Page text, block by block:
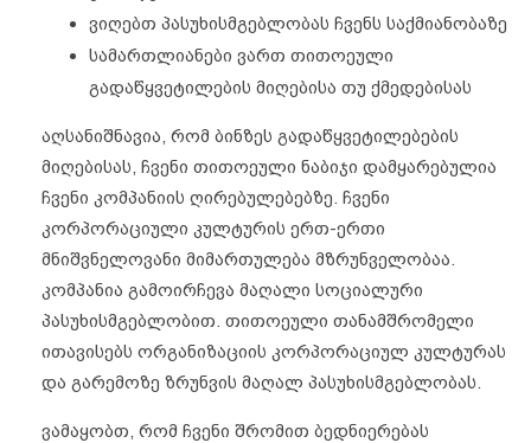
ვიღებთ პასუხისმგებლობას ჩვენს საქმიანობაზე
სამართლიანები ვართ თითოეული
გადაწყვეტილების მიღებისა თუ ქმედებისას
აღსანიშნავია, რომ ბინზეს გადაწყვეტილებების
მიღებისას, ჩვენი თითოეული ნაბიჯი დამყარებულია
ჩვენი კომპანიის ღირებულებებზე. ჩვენი
კორპორაციული კულტურის ერთ-ერთი
მნიშვნელოვანი მიმართულება მზრუნველობაა.
კომპანია გამოირჩევა მაღალი სოციალური
პასუხისმგებლობით. თითოეული თანამშრომელი
ითავისებს ორგანიზაციის კორპორაციულ კულტურას
და გარემოზე ზრუნვის მაღალ პასუხისმგებლობას.
ვამაყობთ, რომ ჩვენი შრომით ბედნიერებას